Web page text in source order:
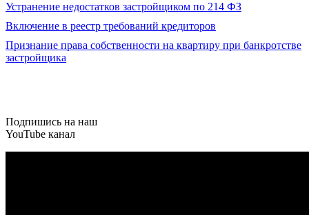
Устранение недостатков застройщиком по 214 ФЗ
Включение в реестр требований кредиторов
Признание права собственности на квартиру при банкротстве
застройщика
Подпишись на наш
YouTube канал